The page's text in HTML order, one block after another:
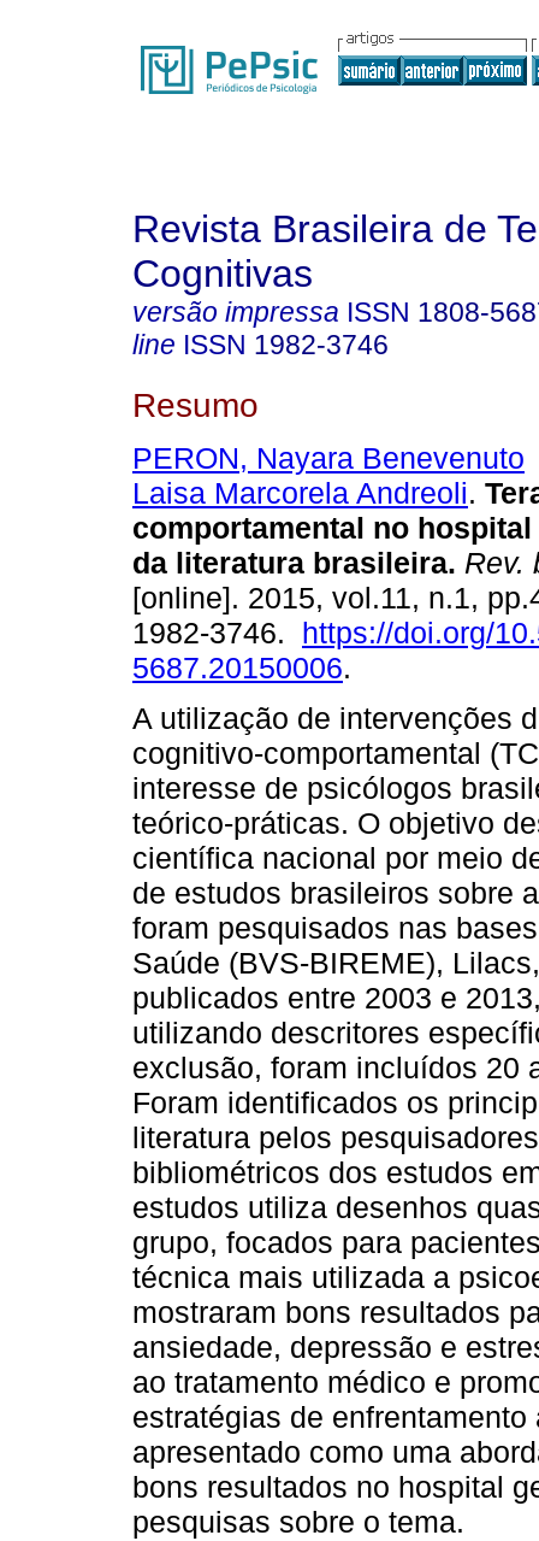
Revista Brasileira de
Cognitivas
versão impressa ISSN 1808-
line ISSN 1982-3746
Resumo
PERON, Nayara Benevenuto
Laisa Marcorela Andreoli.
comportamental no hospital
da literatura brasileira. Rev.
[online]. 2015, vol.11, n.1,
1982-3746. https://doi.org/
5687.20150006.
A utilização de intervenções
cognitivo-comportamental
interesse de psicólogos
teórico-práticas. O objetivo
científica nacional por meio
de estudos brasileiros sobre
foram pesquisados nas
Saúde (BVS-BIREME),
publicados entre 2003 e
utilizando descritores
exclusão, foram incluídos 20
Foram identificados os
literatura pelos
bibliométricos dos estudos
estudos utiliza desenhos
grupo, focados para
técnica mais utilizada a
mostraram bons resultados
ansiedade, depressão e
ao tratamento médico e
estratégias de
apresentado como uma
bons resultados no hospital
pesquisas sobre o tema.